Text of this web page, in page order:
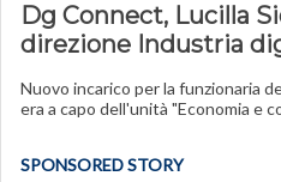
Dg Connect, Lucilla
direzione Industria
Nuovo incarico per la funzionaria
era a capo dell'unità "Economia e
SPONSORED STORY